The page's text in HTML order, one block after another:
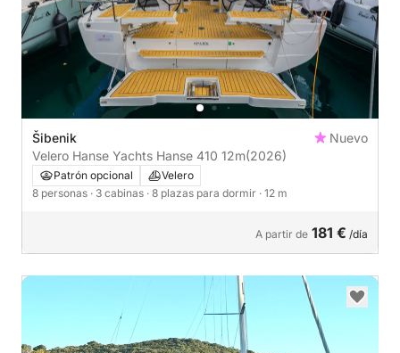
Šibenik
Nuevo
Velero Hanse Yachts Hanse 410 12m(2026)
Patrón opcional
Velero
8 personas · 3 cabinas · 8 plazas para dormir · 12 m
A partir de 181 € /día